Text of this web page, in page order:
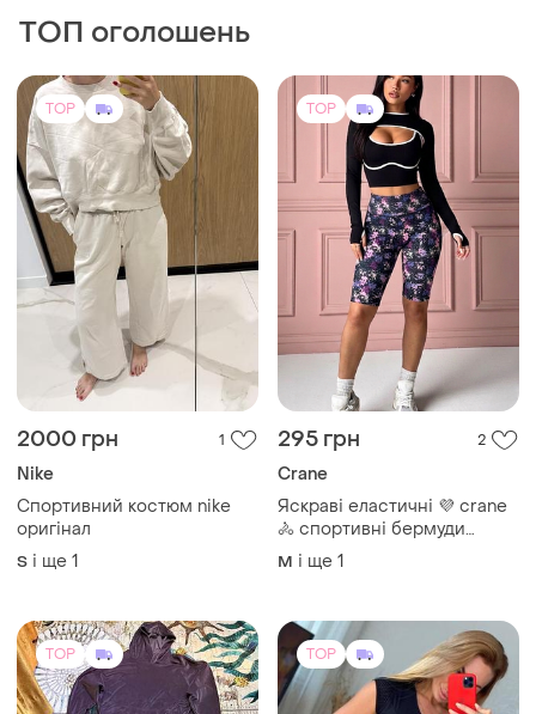
ТОП оголошень
TOP
2000 грн 1
Nike
Спортивний костюм nike
оригінал
S і ще 1
TOP
295 грн 2
Crane
Яскраві еластичні 💜 crane
🚴 спортивні бермуди
велосипедки капрі ⚡
M і ще 1
TOP TOP